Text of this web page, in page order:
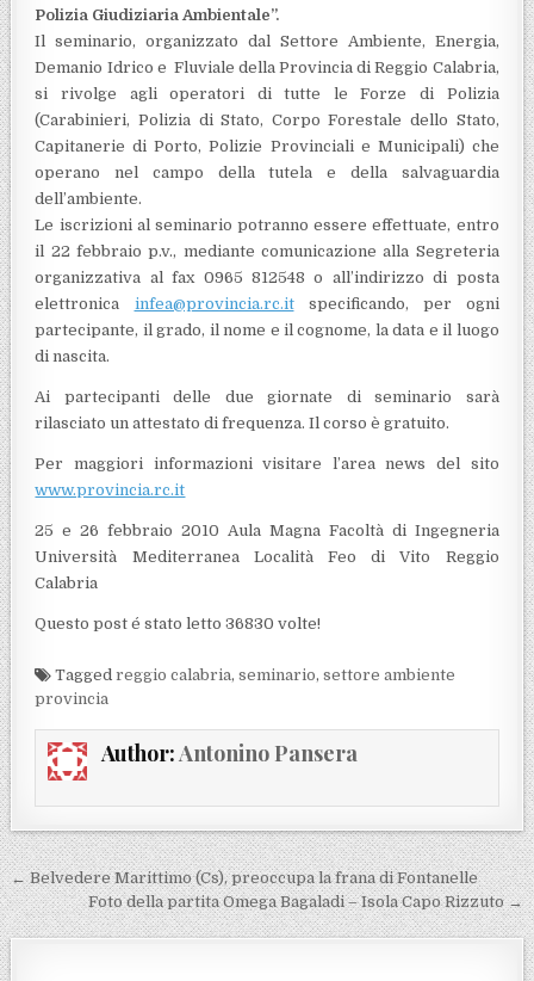
Polizia Giudiziaria Ambientale”.
Il seminario, organizzato dal Settore Ambiente, Energia,
Demanio Idrico e Fluviale della Provincia di Reggio Calabria,
si rivolge agli operatori di tutte le Forze di Polizia
(Carabinieri, Polizia di Stato, Corpo Forestale dello Stato,
Capitanerie di Porto, Polizie Provinciali e Municipali) che
operano nel campo della tutela e della salvaguardia
dell’ambiente.
Le iscrizioni al seminario potranno essere effettuate, entro
il 22 febbraio p.v., mediante comunicazione alla Segreteria
organizzativa al fax 0965 812548 o all’indirizzo di posta
elettronica infea@provincia.rc.itspecificando, per ogni
partecipante, il grado, il nome e il cognome, la data e il luogo
di nascita.
Ai partecipanti delle due giornate di seminario sarà
rilasciato un attestato di frequenza. Il corso è gratuito.
Per maggiori informazioni visitare l’area news del sito
www.provincia.rc.it
25 e 26 febbraio 2010 Aula Magna Facoltà di Ingegneria
Università Mediterranea Località Feo di Vito Reggio
Calabria
Questo post é stato letto 36830 volte!
Taggedreggio calabria,seminario,settore ambiente
provincia
Author:Antonino Pansera
Navigazione articoli
← Belvedere Marittimo (Cs), preoccupa la frana di Fontanelle
Foto della partita Omega Bagaladi – Isola Capo Rizzuto →